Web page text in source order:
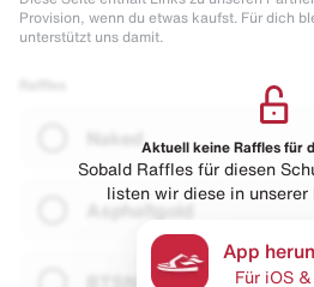
Provision, wenn du etwas kaufst. Für dich
unterstützt uns damit.
Naked
Asphaltgold
Aktuell keine Raffles für
Sobald Raffles für diesen
listen wir diese in unserer
App
Für iOS